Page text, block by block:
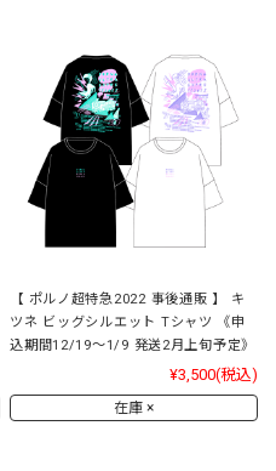
【 ポルノ超特急2022 事後通販 】 キ
ツネ ビッグシルエット Tシャツ 《申
込期間12/19～1/9 発送2月上旬予定》
¥3,500(税込)
在庫 ×